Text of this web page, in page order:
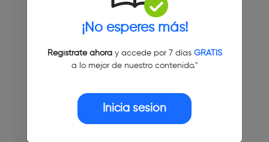
¡No esperes más!
Regístrate ahoray accede por 7 días GRATIS
a lo mejor de nuestro contenido."
Inicia sesión